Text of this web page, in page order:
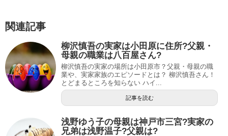
関連記事
柳沢慎吾の実家は小田原に住所?父親・
母親の職業は八百屋さん?
柳沢慎吾の実家の場所は小田原市？父親・母親の職
業や、実家家族のエピソードとは？ 柳沢慎吾さん！
とどまるところを知らない ハイ...
記事を読む
浅野ゆう子の母親は神戸市三宮?実家の
兄弟は浅野温子?父親は?